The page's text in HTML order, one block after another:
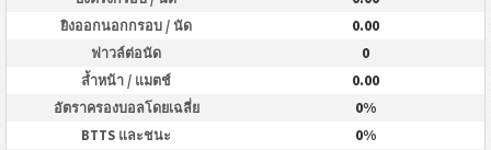
ยิงออกนอกกรอบ / นัด 0.00
ฟาวล์ต่อนัด 0
ล้ำหน้า / แมตช์ 0.00
อัตราครองบอลโดยเฉลี่ย 0%
BTTS และชนะ 0%